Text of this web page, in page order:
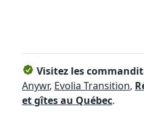
Visitez les
Anywr, Evolia Transition,
et gîtes au Québec.